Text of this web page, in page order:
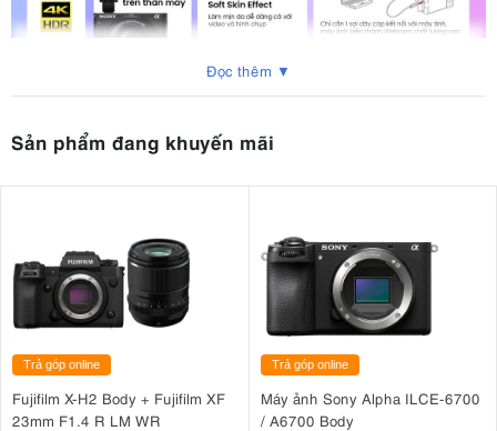
Đọc thêm ▼
Sản phẩm đang khuyến mãi
Trả góp online
Fujifilm X-H2 Body + Fujifilm XF
23mm F1.4 R LM WR
Trả góp online
Máy ảnh Sony Alpha ILCE-6700
/ A6700 Body